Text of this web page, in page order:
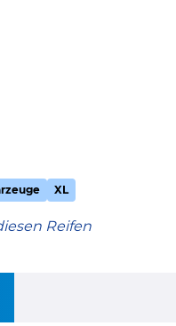
XL
Reifen